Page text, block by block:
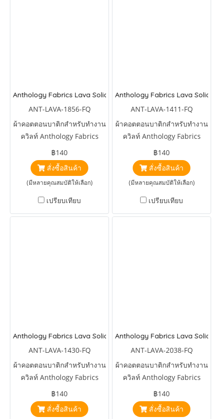
Anthology Fabrics Lava Solids Venus
ANT-LAVA-1856-FQ
ผ้าคอตตอนบาติกสำหรับทำงาน
ควิลท์ Anthology Fabrics
Lava Solids Venus
฿140
สั่งซื้อสินค้า
(มีหลายคุณสมบัติให้เลือก)
เปรียบเทียบ
Anthology Fabrics Lava Solids
ANT-LAVA-1411-FQ
ผ้าคอตตอนบาติกสำหรับทำงาน
ควิลท์ Anthology Fabrics
Lava Solids Canary
฿140
สั่งซื้อสินค้า
(มีหลายคุณสมบัติให้เลือก)
เปรียบเทียบ
Anthology Fabrics Lava Solids Lilypad
ANT-LAVA-1430-FQ
ผ้าคอตตอนบาติกสำหรับทำงาน
ควิลท์ Anthology Fabrics
Lava Solids Lilypad
฿140
สั่งซื้อสินค้า
Anthology Fabrics Lava Solids
ANT-LAVA-2038-FQ
ผ้าคอตตอนบาติกสำหรับทำงาน
ควิลท์ Anthology Fabrics
Lava Solids Cupid
฿140
สั่งซื้อสินค้า